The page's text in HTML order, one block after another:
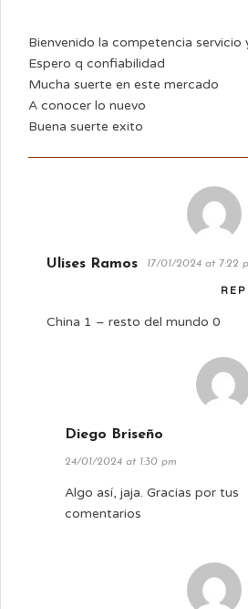
Bienvenido la competencia servicio
Espero q confiabilidad
Mucha suerte en este mercado
A conocer lo nuevo
Buena suerte exito
Ulises Ramos 17/01/2024 at 7:22
China 1 – resto del mundo 0
Diego Briseño
24/01/2024 at 1:30 pm
Algo así, jaja. Gracias por tus
comentarios